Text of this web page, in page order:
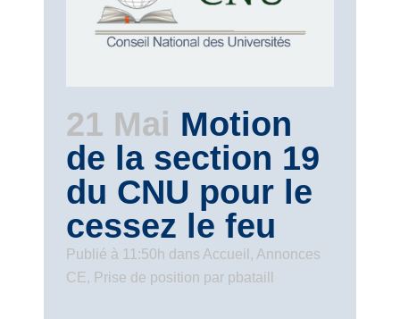
21 Mai Motion
de la section 19
du CNU pour le
cessez le feu
Publié à 11:50h dans Accueil , Annonces
CE, Prise de position par pbataill